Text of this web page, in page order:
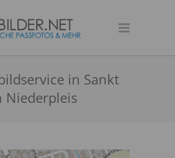
in Sankt
Niederpleis